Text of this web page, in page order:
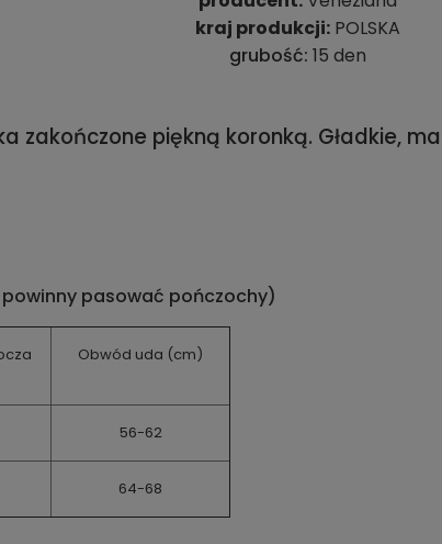
kraj produkcji:POLSKA
grubość: 15 den
zakończone piękną koronką. Gładkie,
powinny pasować pończochy)
Obwód uda (cm)
56-62
64-68